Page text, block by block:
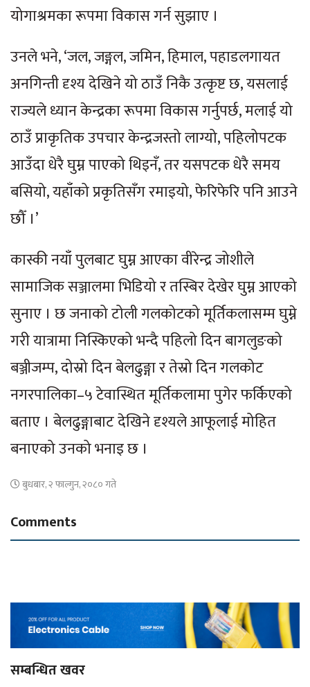
योगाश्रमका रूपमा विकास गर्न सुझाए ।
उनले भने, ‘जल, जङ्गल, जमिन, हिमाल, पहाडलगायत
अनगिन्ती दृश्य देखिने यो ठाउँ निकै उत्कृष्ट छ, यसलाई
राज्यले ध्यान केन्द्रका रूपमा विकास गर्नुपर्छ, मलाई यो
ठाउँ प्राकृतिक उपचार केन्द्रजस्तो लाग्यो, पहिलोपटक
आउँदा धेरै घुम्न पाएको थिइनँ, तर यसपटक धेरै समय
बसियो, यहाँको प्रकृतिसँग रमाइयो, फेरिफेरि पनि आउने
छौँ ।’
कास्की नयाँ पुलबाट घुम्न आएका वीरेन्द्र जोशीले
सामाजिक सञ्जालमा भिडियो र तस्बिर देखेर घुम्न आएको
सुनाए । छ जनाको टोली गलकोटको मूर्तिकलासम्म घुम्ने
गरी यात्रामा निस्किएको भन्दै पहिलो दिन बागलुङको
बञ्जीजम्प, दोस्रो दिन बेलढुङ्गा र तेस्रो दिन गलकोट
नगरपालिका–५ टेवास्थित मूर्तिकलामा पुगेर फर्किएको
बताए । बेलढुङ्गाबाट देखिने दृश्यले आफूलाई मोहित
बनाएको उनको भनाइ छ ।
बुधबार, २ फाल्गुन, २०८० गते
Comments
सम्बन्धित खवर